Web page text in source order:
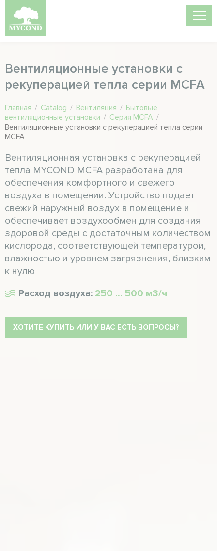
Вентиляционные установки с
рекуперацией тепла серии MCFA
Главная / Catalog / Вентиляция / Бытовые
вентиляционные установки / Серия MCFA /
Вентиляционные установки с рекуперацией тепла серии
MCFA
Вентиляционная установка с рекуперацией
тепла MYCOND MCFA разработана для
обеспечения комфортного и свежего
воздуха в помещении. Устройство подает
свежий наружный воздух в помещение и
обеспечивает воздухообмен для создания
здоровой среды с достаточным количеством
кислорода, соответствующей температурой,
влажностью и уровнем загрязнения, близким
к нулю
Расход воздуха: 250 ... 500 м3/ч
ХОТИТЕ КУПИТЬ ИЛИ У ВАС ЕСТЬ ВОПРОСЫ?